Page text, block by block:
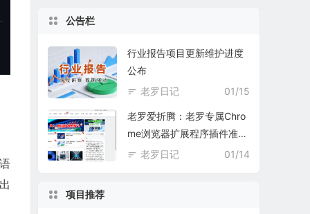
公告栏
行业报告项目更新维护进度
公布
01/15
老罗日记
老罗爱折腾：老罗专属Chro
me浏览器扩展程序插件准备
中
01/14
老罗日记
项目推荐